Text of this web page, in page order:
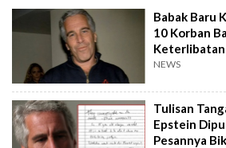
Babak Baru
10 Korban
NEWS
Tulisan
Epstein
Pesannya